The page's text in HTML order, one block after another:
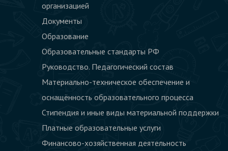
Политика ОУ
по обработке
персональных
данныхх
организацией
Документы
Образование
Образовательные стандарты РФ
Руководство. Педагогический состав
Материально-техническое обеспечение и
оснащённость образовательного процесса
Стипендия и иные виды материальной поддержки
Платные образовательные услуги
Финансово-хозяйственная деятельность